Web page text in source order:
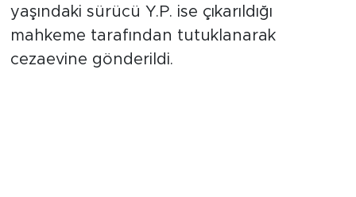
yaşındaki sürücü Y.P. ise çıkarıldığı
mahkeme tarafından tutuklanarak
cezaevine gönderildi.